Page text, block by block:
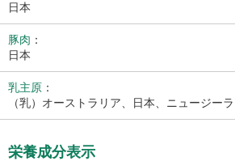
日本
豚肉 ：
日本
乳主原 ：
（乳）オーストラリア、日本、ニュージー
栄養成分表示